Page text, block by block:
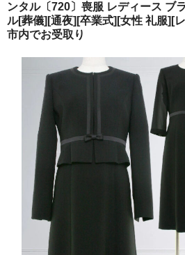
ンタル〔720〕喪服 レディース ブ
ル[葬儀][通夜][卒業式][女性 礼服][
市内でお受取り